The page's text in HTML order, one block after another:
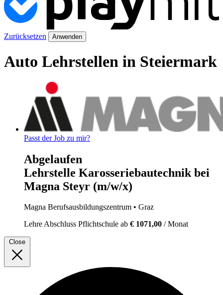
Zurücksetzen Anwenden
Auto Lehrstellen in Steiermark
Passt der Job zu mir?
Abgelaufen
Lehrstelle Karosseriebautechnik bei
Magna Steyr (m/w/x)
Magna Berufsausbildungszentrum • Graz
LehreAbschluss Pflichtschule ab € 1071,00 / Monat
Close